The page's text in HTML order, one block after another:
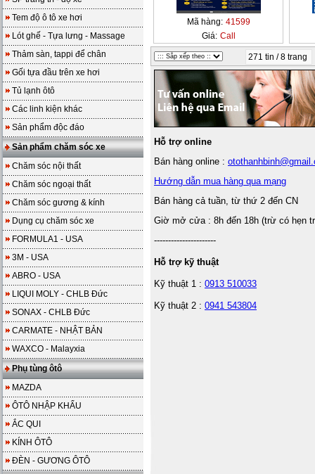
Tem độ ô tô xe hơi
Lót ghế - Tựa lưng - Massage
Thảm sàn, tappi để chân
Gối tựa đầu trên xe hơi
Tủ lạnh ôtô
Các linh kiện khác
Sản phẩm độc đáo
Sản phẩm chăm sóc xe
Chăm sóc nội thất
Chăm sóc ngoại thất
Chăm sóc gương & kính
Dụng cụ chăm sóc xe
FORMULA1 - USA
3M - USA
ABRO - USA
LIQUI MOLY - CHLB Đức
SONAX - CHLB Đức
CARMATE - NHẬT BẢN
WAXCO - Malayxia
Phụ tùng ôtô
MAZDA
ÔTÔ NHẬP KHẨU
ẮC QUI
KÍNH ÔTÔ
ĐÈN - GƯƠNG ÔTÔ
Mã hàng: 41599
Giá: Call
271 tin / 8 trang
Hỗ trợ online
Bán hàng online :
Hướng dẫn mua hàng qua mạng
Bán hàng cả tuần, từ thứ 2 đến CN
Giờ mở cửa : 8h đến 18h (trừ có hẹn
----------------------
Hỗ trợ kỹ thuật
Kỹ thuật 1 : 0913 510033
Kỹ thuật 2 : 0941 543804